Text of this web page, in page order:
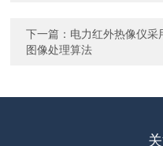
下一篇： 电力红外热像仪采
图像处理算法